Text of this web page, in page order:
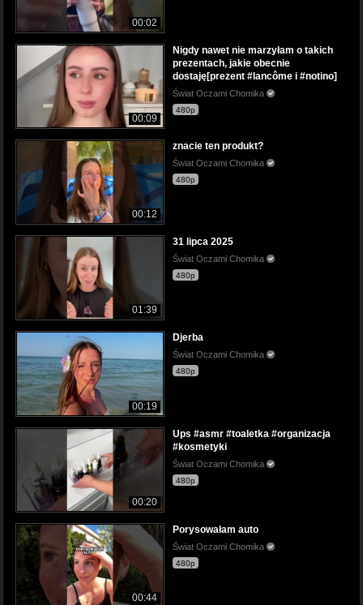
00:02
00:09
Nigdy nawet nie marzyłam o takich
prezentach, jakie obecnie
dostaję[prezent #lancôme i #notino]
Świat Oczami Chomika
480p
00:12
znacie ten produkt?
Świat Oczami Chomika
480p
01:39
31 lipca 2025
Świat Oczami Chomika
480p
00:19
Djerba
Świat Oczami Chomika
480p
00:20
Ups #asmr #toaletka #organizacja
#kosmetyki
Świat Oczami Chomika
480p
00:44
Porysowałam auto
Świat Oczami Chomika
480p